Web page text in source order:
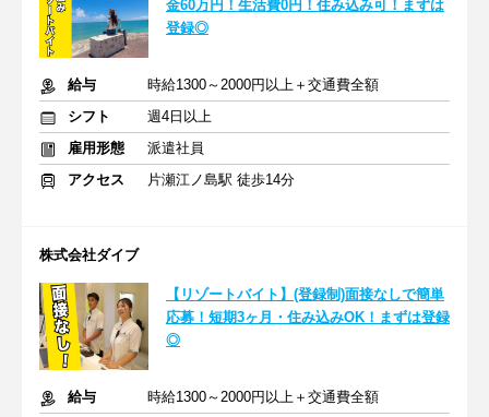
金60万円！生活費0円！住み込み可！まずは
登録◎
給与
時給1300～2000円以上＋交通費全額
シフト
週4日以上
雇用形態
派遣社員
アクセス
片瀬江ノ島駅 徒歩14分
株式会社ダイブ
【リゾートバイト】(登録制)面接なしで簡単
応募！短期3ヶ月・住み込みOK！まずは登録
◎
給与
時給1300～2000円以上＋交通費全額